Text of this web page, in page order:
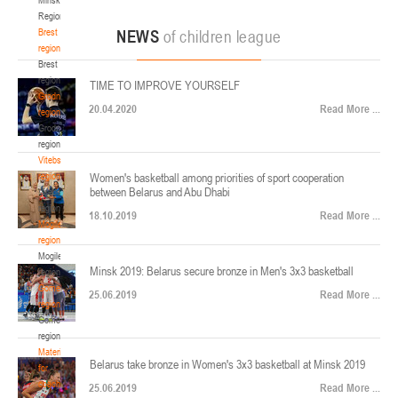
Region
Brest
region
Brest
region
Grodno
region
Grodno
region
Vitebsk
region
Vitebsk
region
Mogilev
region
Mogilev
region
Gomel
region
Gomel
region
Materials
for
coaches
ул. Ленинградская, 4
Минск
Финал четырех – юноши 2014-2015 гг.р., Дивизион 2, 22-24 апреля 2026 г., г.
Минск, ул. Стадионная, 3
U-12, девушки
V тур – девушки 2014-2015 гг.р., Дивизион 1, 17-19 апреля 2026 г., г. Гомель,
ул. Б.Хмельницкого, 118а
Минск
Финал 4-х – девушки 2010-2011 гг.р., Дивизион 2, 14-16 апреля 2026 г., г.
Минск, ул. Стадионная, 3
NEWS of children league
TIME TO IMPROVE YOURSELF
20.04.2020 Read More ...
Women's basketball among priorities of sport cooperation
between Belarus and Abu Dhabi
18.10.2019 Read More ...
Minsk 2019: Belarus secure bronze in Men's 3x3 basketball
25.06.2019 Read More ...
Belarus take bronze in Women's 3x3 basketball at Minsk 2019
25.06.2019 Read More ...